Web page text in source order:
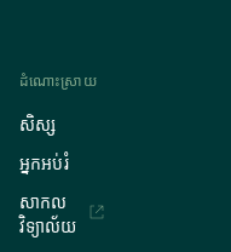
ដំណោះស្រាយ
សិស្ស
អ្នកអប់រំ
សាកល
វិទ្យាល័យ